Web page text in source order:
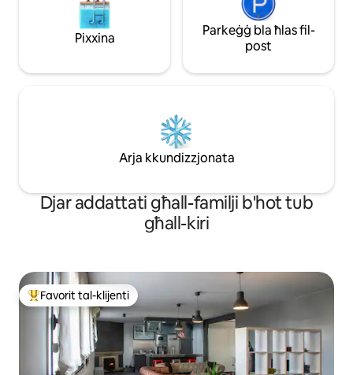
Pixxina
Parkeġġ bla ħlas fil-
post
Arja kkundizzjonata
Djar addattati għall-familji b'hot tub
għall-kiri
Wieħed mill-aqwa favoriti tal-klijenti
Favorit tal-klijenti